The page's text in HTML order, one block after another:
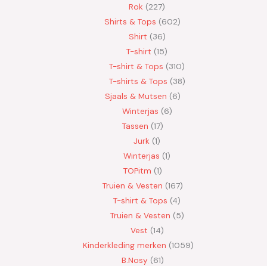
Rok 227
Shirts & Tops 602
Shirt 36
T-shirt 15
T-shirt & Tops 310
T-shirts & Tops 38
Sjaals & Mutsen 6
Winterjas 6
Tassen 17
Jurk 1
Winterjas 1
TOPitm 1
Truien & Vesten 167
T-shirt & Tops 4
Truien & Vesten 5
Vest 14
Kinderkleding merken 1059
B.Nosy 61